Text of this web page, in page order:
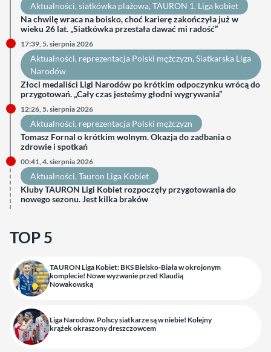
Aktualności, siatkówka plażowa, TAURON 1. Liga kobiet
Na chwilę wraca na boisko, choć karierę zakończyła już w
wieku 26 lat. „Siatkówka przestała dawać mi radość”
17:39, 5. sierpnia 2026
Aktualności, reprezentacja Polski mężczyzn, Siatkarska Liga
Narodów
Złoci medaliści Ligi Narodów po krótkim odpoczynku wrócą do
przygotowań. „Cały czas jesteśmy głodni wygrywania”
12:26, 5. sierpnia 2026
Aktualności, reprezentacja Polski mężczyzn
Tomasz Fornal o krótkim wolnym. Okazja do zadbania o
zdrowie i spotkań
00:41, 4. sierpnia 2026
Aktualności, Tauron Liga Kobiet
Kluby TAURON Ligi Kobiet rozpoczęły przygotowania do
nowego sezonu. Jest kilka braków
TOP 5
TAURON Liga Kobiet: BKS Bielsko-Biała w okrojonym
komplecie! Nowe wyzwanie przed Klaudią
Nowakowską
Liga Narodów. Polscy siatkarze są w niebie! Kolejny
krążek okraszony dreszczowcem